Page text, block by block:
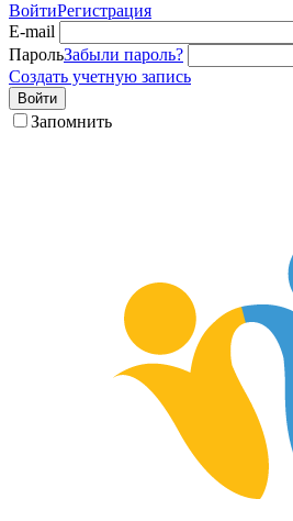
ВойтиРегистрация
E-mail
ПарольЗабыли пароль?
Создать учетную запись
Войти
Запомнить